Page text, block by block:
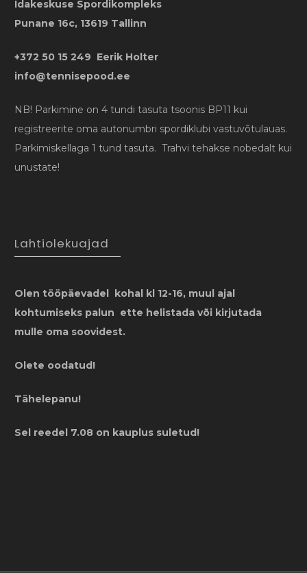
Idakeskuse Spordikompleks
Punane 16c, 13619 Tallinn
+372 50 15 249 Eerik Holter
info@tennisepood.ee
NB! Parkimine on 4 tundi tasuta tsoonis BP11 kui
registreerite oma autonumbri spordiklubi vastuvõtulauas.
Parkimiskellaga 1 tund tasuta. Trahvi tehakse nobedalt kui
unustate!
Lahtiolekuajad
Olen tööpäevadel kohal kl 12-16, muul ajal
kohtumiseks palun ette helistada või kirjutada
mulle oma soovidest.
Olete oodatud!
Tähelepanu!
Sel reedel 7.08 on kauplus suletud!